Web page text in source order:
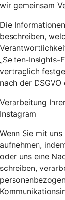
wir gemeinsam
Die
beschreiben,
„Seiten-Insights-
vertraglich
nach der DSGVO
Verarbeitung
Instagram
Wenn Sie mit
aufnehmen,
oder uns eine
schreiben,